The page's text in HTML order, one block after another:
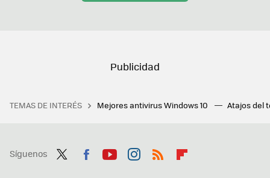
TEMAS DE INTERÉS Mejores antivirus Windows 10 Atajos del
Síguenos